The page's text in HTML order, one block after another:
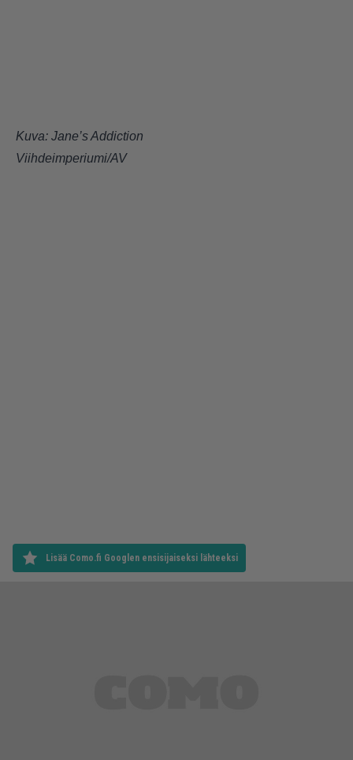
Kuva: Jane’s Addiction
Viihdeimperiumi/AV
Lisää Como.fi Googlen ensisijaiseksi lähteeksi